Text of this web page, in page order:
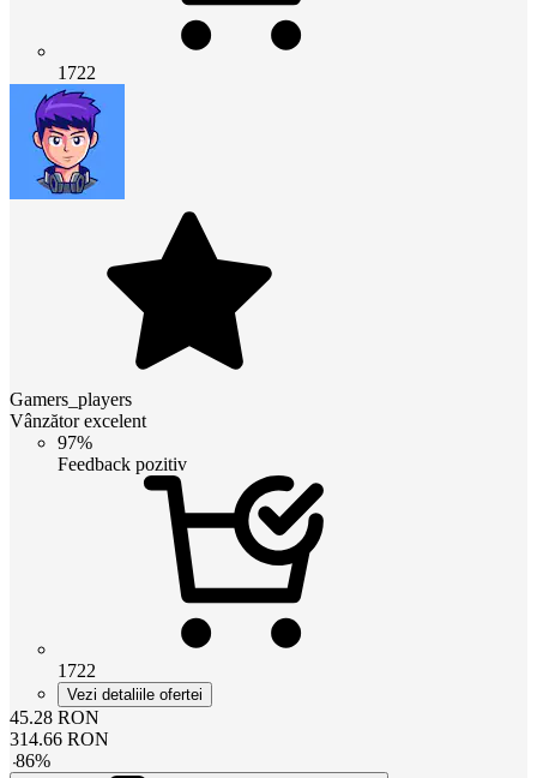
1722
Gamers_players
Vânzător excelent
97%
Feedback pozitiv
1722
Vezi detaliile ofertei
45.28 RON
314.66 RON
-86%